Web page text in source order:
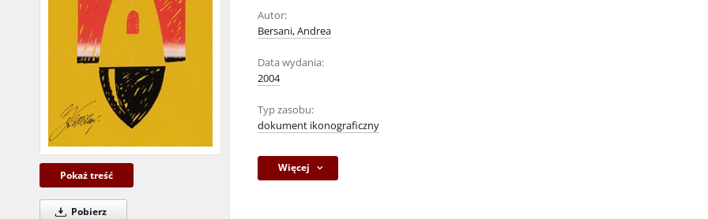
Pokaż treść
Pobierz
Autor:
Bersani, Andrea
Data wydania:
2004
Typ zasobu:
dokument ikonograficzny
Więcej